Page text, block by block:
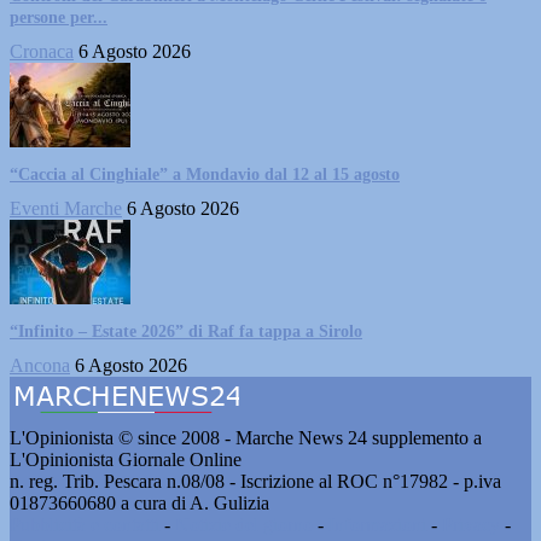
persone per...
Cronaca 6 Agosto 2026
“Caccia al Cinghiale” a Mondavio dal 12 al 15 agosto
Eventi Marche 6 Agosto 2026
“Infinito – Estate 2026” di Raf fa tappa a Sirolo
Ancona 6 Agosto 2026
L'Opinionista © since 2008 - Marche News 24 supplemento a
L'Opinionista Giornale Online
n. reg. Trib. Pescara n.08/08 - Iscrizione al ROC n°17982 - p.iva
01873660680 a cura di A. Gulizia
- - -
-